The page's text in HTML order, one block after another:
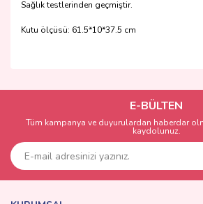
Sağlık testlerinden geçmiştir.
Kutu ölçüsü: 61.5*10*37.5 cm
Yorum Yaz
kullanarak tarafımıza iletebilirsiniz.
Görüş ve önerileriniz için teşekkür ederiz.
Ürün açıklamasında eksik bilgiler
Ürün bilgilerinde hatalar bulunuyor.
E-BÜLTEN
Tüm kampanya ve duyurulardan haberdar
kaydolunuz.